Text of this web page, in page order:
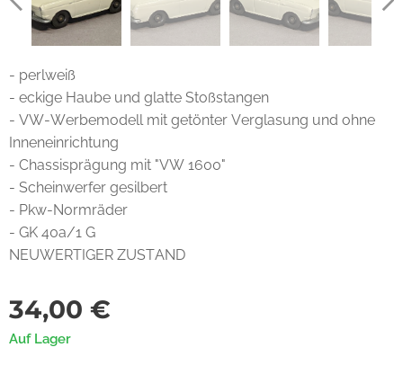
- perlweiß
- eckige Haube und glatte Stoßstangen
- VW-Werbemodell mit getönter Verglasung und ohne
Inneneinrichtung
- Chassisprägung mit "VW 1600"
- Scheinwerfer gesilbert
- Pkw-Normräder
- GK 40a/1 G
NEUWERTIGER ZUSTAND
34,00 €
Auf Lager